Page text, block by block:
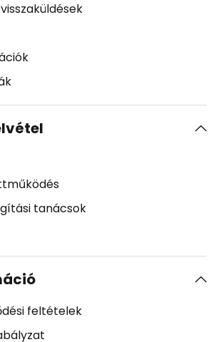
tanácsok
feltételek